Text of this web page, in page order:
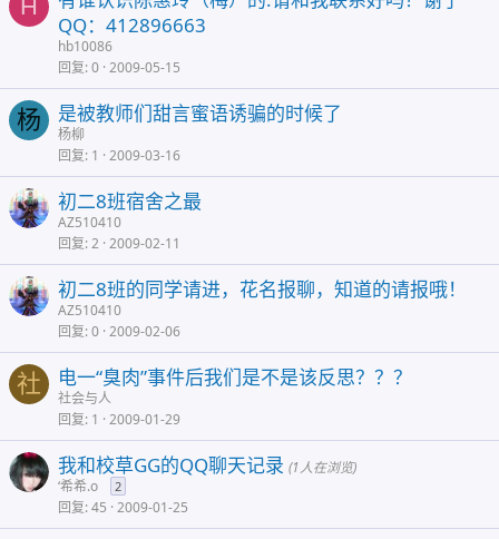
H
QQ：412896663
hb10086
回复 0 2009-05-15
杨 是被教师们甜言蜜语诱骗的时候了
杨柳
回复 1 2009-03-16
初二8班宿舍之最
AZ510410
回复 2 2009-02-11
初二8班的同学请进，花名报聊，知道的请报哦！
AZ510410
回复 0 2009-02-06
社 电一“臭肉”事件后我们是不是该反思？？？
社会与人
回复 1 2009-01-29
我和校草GG的QQ聊天记录 (1人在浏览)
‘希希.o 2
回复 45 2009-01-25